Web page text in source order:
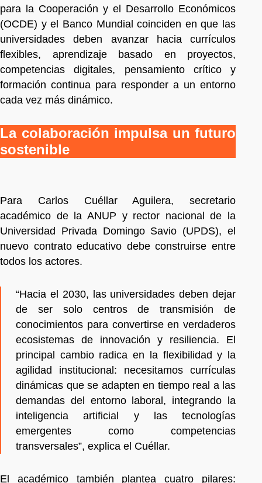
para la Cooperación y el Desarrollo Económicos
(OCDE) y el Banco Mundial coinciden en que las
universidades deben avanzar hacia currículos
flexibles, aprendizaje basado en proyectos,
competencias digitales, pensamiento crítico y
formación continua para responder a un entorno
cada vez más dinámico.
La colaboración impulsa un futuro
sostenible
Para Carlos Cuéllar Aguilera, secretario
académico de la ANUP y rector nacional de la
Universidad Privada Domingo Savio (UPDS), el
nuevo contrato educativo debe construirse entre
todos los actores.
“Hacia el 2030, las universidades deben dejar
de ser solo centros de transmisión de
conocimientos para convertirse en verdaderos
ecosistemas de innovación y resiliencia. El
principal cambio radica en la flexibilidad y la
agilidad institucional: necesitamos currículas
dinámicas que se adapten en tiempo real a las
demandas del entorno laboral, integrando la
inteligencia artificial y las tecnologías
emergentes como competencias
transversales”, explica el Cuéllar.
El académico también plantea cuatro pilares: